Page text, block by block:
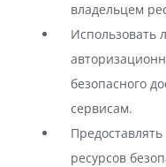
владельцем
Использовать
безопасного
сервисам.
ресурсов